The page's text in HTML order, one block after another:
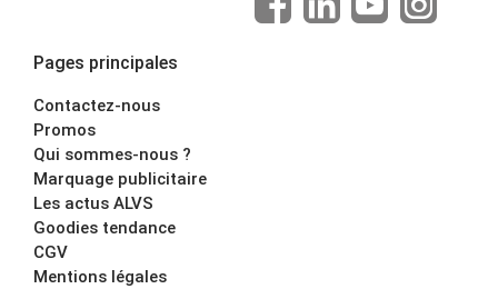
Pages principales
Contactez-nous
Promos
Qui sommes-nous ?
Marquage publicitaire
Les actus ALVS
Goodies tendance
CGV
Mentions légales